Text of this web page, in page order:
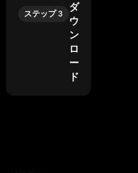
ステップ 3
ダ
ウ
ン
ロ
ー
ド